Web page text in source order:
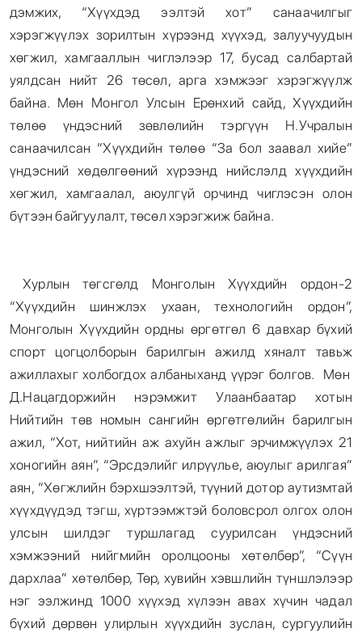
дэмжих, “Хүүхдэд ээлтэй хот” санаачилгыг
хэрэгжүүлэх зорилтын хүрээнд хүүхэд, залуучуудын
хөгжил, хамгааллын чиглэлээр 17, бусад салбартай
уялдсан нийт 26 төсөл, арга хэмжээг хэрэгжүүлж
байна. Мөн Монгол Улсын Ерөнхий сайд, Хүүхдийн
төлөө үндэсний зөвлөлийн тэргүүн Н.Учралын
санаачилсан “Хүүхдийн төлөө “За бол заавал хийе”
үндэсний хөдөлгөөний хүрээнд нийслэлд хүүхдийн
хөгжил, хамгаалал, аюулгүй орчинд чиглэсэн олон
бүтээн байгуулалт, төсөл хэрэгжиж байна.
Хурлын төгсгөлд Монголын Хүүхдийн ордон-2
“Хүүхдийн шинжлэх ухаан, технологийн ордон”,
Монголын Хүүхдийн ордны өргөтгөл 6 давхар бүхий
спорт цогцолборын барилгын ажилд хяналт тавьж
ажиллахыг холбогдох албаныханд үүрэг болгов. Мөн
Д.Нацагдоржийн нэрэмжит Улаанбаатар хотын
Нийтийн төв номын сангийн өргөтгөлийн барилгын
ажил, “Хот, нийтийн аж ахуйн ажлыг эрчимжүүлэх 21
хоногийн аян”, “Эрсдэлийг илрүүлье, аюулыг арилгая”
аян, “Хөгжлийн бэрхшээлтэй, түүний дотор аутизмтай
хүүхдүүдэд тэгш, хүртээмжтэй боловсрол олгох олон
улсын шилдэг туршлагад суурилсан үндэсний
хэмжээний нийгмийн оролцооны хөтөлбөр”, “Сүүн
дархлаа” хөтөлбөр, Төр, хувийн хэвшлийн түншлэлээр
нэг ээлжинд 1000 хүүхэд хүлээн авах хүчин чадал
бүхий дөрвөн улирлын хүүхдийн зуслан, сургуулийн